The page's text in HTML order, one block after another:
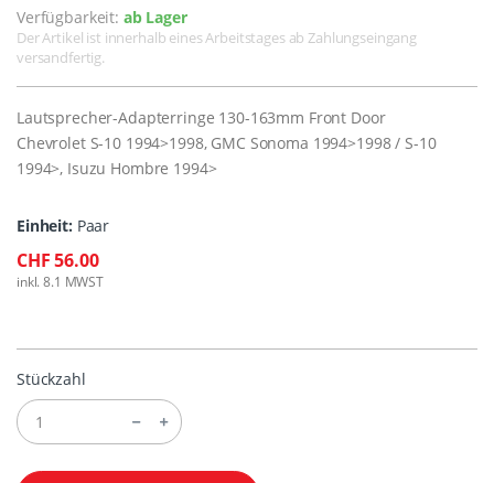
Verfügbarkeit: ab Lager
Der Artikel ist innerhalb eines Arbeitstages ab Zahlungseingang
versandfertig.
Lautsprecher-Adapterringe 130-163mm Front Door
Chevrolet S-10 1994>1998, GMC Sonoma 1994>1998 / S-10
1994>, Isuzu Hombre 1994>
Einheit: Paar
CHF 56.00
inkl. 8.1 MWST
Stückzahl